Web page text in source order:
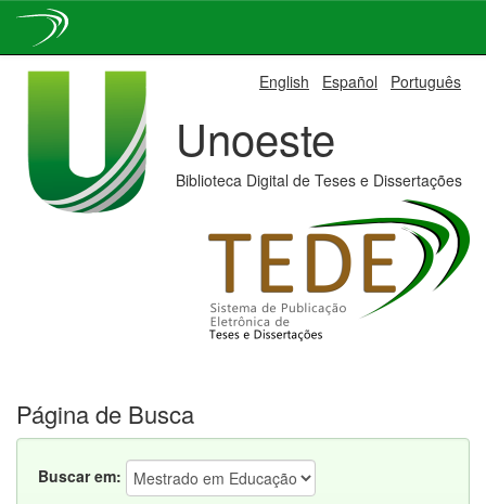
English Español Português
Unoeste
Biblioteca Digital de Teses e Dissertações
Página de Busca
Buscar em: